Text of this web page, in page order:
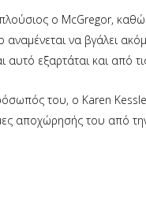
ο McGregor,
αναμένεται να βγάλει
αυτό εξαρτάται και από
του, ο Karen
αποχώρησής του από